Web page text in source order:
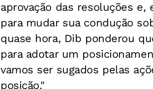
aprovação das resoluções
para mudar sua condução
quase hora, Dib ponderou
para adotar um
vamos ser sugados pelas
posição."